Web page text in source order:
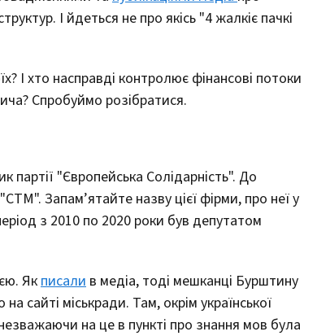
І йдеться не про якісь "4 жалкіє пачкі
І хто насправді контролює фінансові потоки
Спробуймо розібратися.
партії "Європейська Солідарність". До
Запам’ятайте назву цієї фірми, про неї у
з 2010 по 2020 роки був депутатом
Якписали в медіа, тоді мешканці Бурштину
сайті міськради. Там, окрім української
на це в пункті про знання мов була